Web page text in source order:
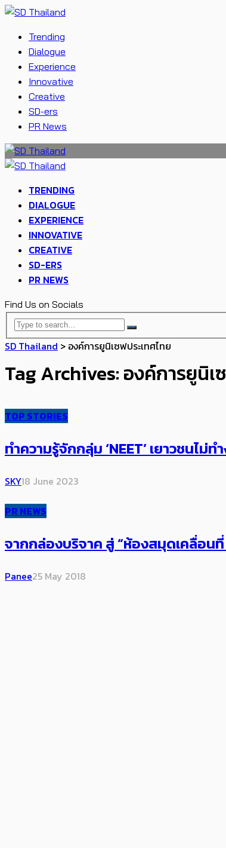
Trending
Dialogue
Experience
Innovative
Creative
SD-ers
PR News
TRENDING
DIALOGUE
EXPERIENCE
INNOVATIVE
CREATIVE
SD-ERS
PR NEWS
Find Us on Socials
SD Thailand > องค์การยูนิเซฟประเทศไทย
Tag Archives: องค์การยูนิเ
TOP STORIES
ทำความรู้จักกลุ่ม ‘NEET’ เยาวชนไ
SKY18 June 2023
PR NEWS
จากกล่องบริจาค สู่ “ห้องสมุดเคลื่อนที่
Panee25 May 2018